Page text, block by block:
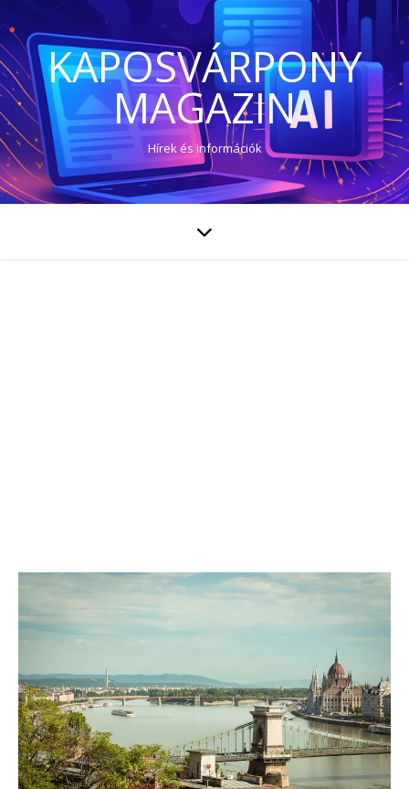
KAPOSVÁRPONY
MAGAZIN
Hírek és információk